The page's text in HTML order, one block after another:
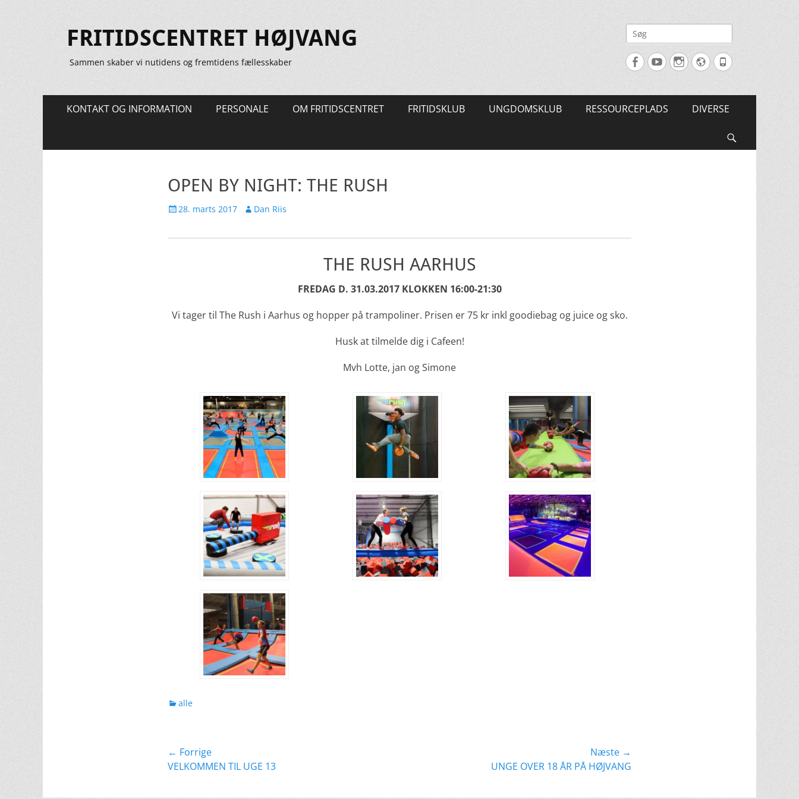
FRITIDSCENTRET HØJVANG
Sammen skaber vi nutidens og fremtidens fællesskaber
Søg
efter:
FacebookYouTubeInstagram
Website
Tlf.
Primær
KONTAKT OG INFORMATION PERSONALE OM FRITIDSCENTRET FRITIDSKLUB UNGDOMSKLUB RESSOURCEPLADS DIVERSE
OPEN BY NIGHT: THE RUSH
Udgivet
28. marts 2017 Forfatter
Dan Riis
THE RUSH AARHUS
FREDAG D. 31.03.2017 KLOKKEN 16:00-21:30
Vi tager til The Rush i Aarhus og hopper på trampoliner. Prisen er 75 kr inkl goodiebag og juice og sko.
Husk at tilmelde dig i Cafeen!
Mvh Lotte, jan og Simone
kategorier
alle
Indlægsnavigation
← Forrige
Forrige
VELKOMMEN TIL UGE 13
Næste →
UNGE OVER 18 ÅR PÅ HØJVANG